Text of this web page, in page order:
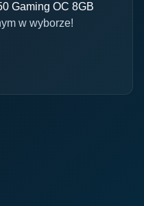
Gaming OC 8GB
w wyborze!